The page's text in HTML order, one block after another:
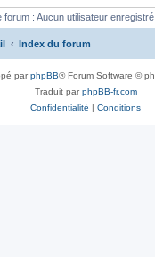
: Aucun utilisateur
Index du forum
parphpBB® Forum Software ©
Traduit parphpBB-fr.com
Confidentialité | Conditions